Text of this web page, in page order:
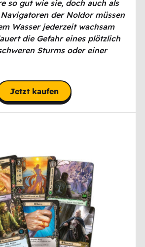
so gut wie sie, doch auch als
der Noldor müssen
Wasser jederzeit wachsam
die Gefahr eines plötzlich
Sturms oder einer
Jetzt kaufen